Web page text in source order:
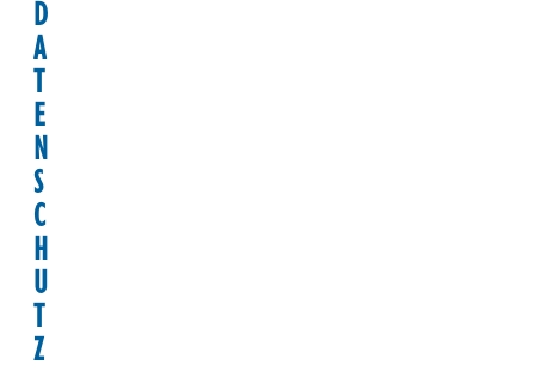
D
A
T
E
N
S
C
H
U
T
Z